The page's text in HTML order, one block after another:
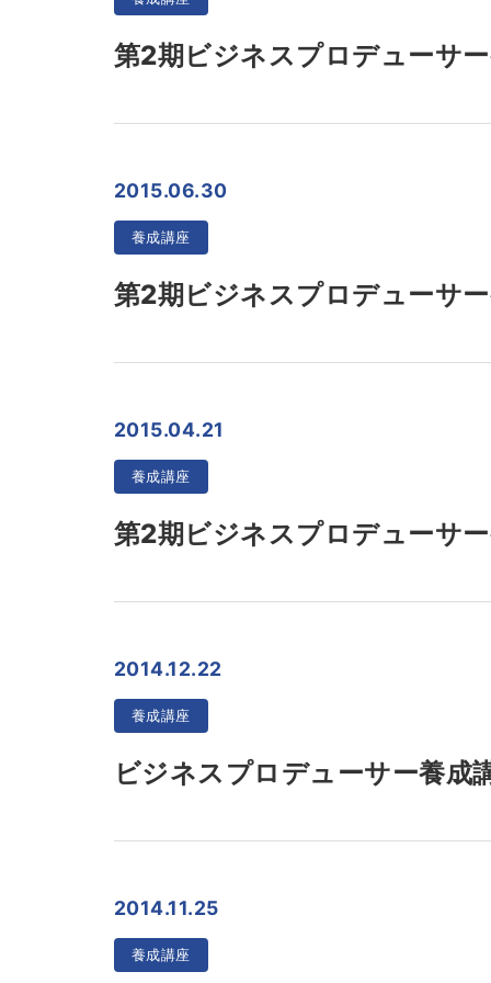
第2期ビジネスプロデューサ
2015.06.30
養成講座
第2期ビジネスプロデューサ
2015.04.21
養成講座
第2期ビジネスプロデューサ
2014.12.22
養成講座
ビジネスプロデューサー養成
2014.11.25
養成講座